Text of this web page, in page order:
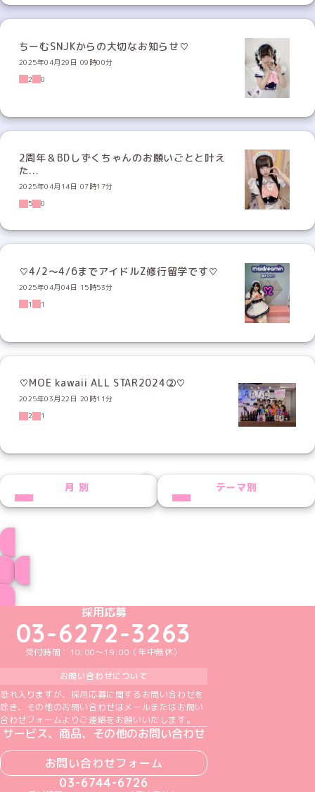
ちーむSNJKからの大切なお知らせ♡
2025年04月29日 09時00分
2
0
2周年＆BDしずくちゃんのお願いごとと叶え
た...
2025年04月14日 07時17分
5
0
♡4/2〜4/6までアイドルZ修行留学です♡
2025年04月04日 15時53分
1
1
♡MOE kawaii ALL STAR2024②♡
2025年03月22日 20時11分
2
1
NEXT
月別 テーマ別
めいどりーみんTikTok公式アカウント
めいどりーみんX公式アカウント
めいどりーみんInstagram公式アカウント
めいどりーみんFacebook公式アカウン
めいどりーみんYouTube公式アカ
採用応募
03-6272-3263
受付時間：10:00～19:00（年中無休）
お問い合わせについて
恐れ入りますが、採用応募に関するお問い合わせを
除き、その他のお問い合わせはメールまたはお問い
合わせフォームよりご連絡をお願いいたします。
サービス、商品、その他のお問い合わせ
お問い合わせフォーム
03-6744-6726